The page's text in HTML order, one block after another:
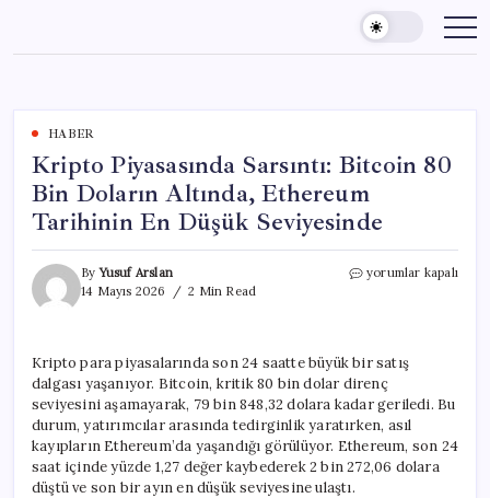
content
HABER
Kripto Piyasasında Sarsıntı: Bitcoin 80
Bin Doların Altında, Ethereum
Tarihinin En Düşük Seviyesinde
ByYusuf Arslan
14 Mayıs 2026
2 Min Read
Kripto
Bin
Doların
Altında,
Ethereum
Düşük
yorumlar kapalı
Kripto para piyasalarında son 24 saatte büyük bir satış
dalgası yaşanıyor. Bitcoin, kritik 80 bin dolar direnç
seviyesini aşamayarak, 79 bin 848,32 dolara kadar geriledi. Bu
durum, yatırımcılar arasında tedirginlik yaratırken, asıl
kayıpların Ethereum’da yaşandığı görülüyor. Ethereum, son 24
saat içinde yüzde 1,27 değer kaybederek 2 bin 272,06 dolara
düştü ve son bir ayın en düşük seviyesine ulaştı.